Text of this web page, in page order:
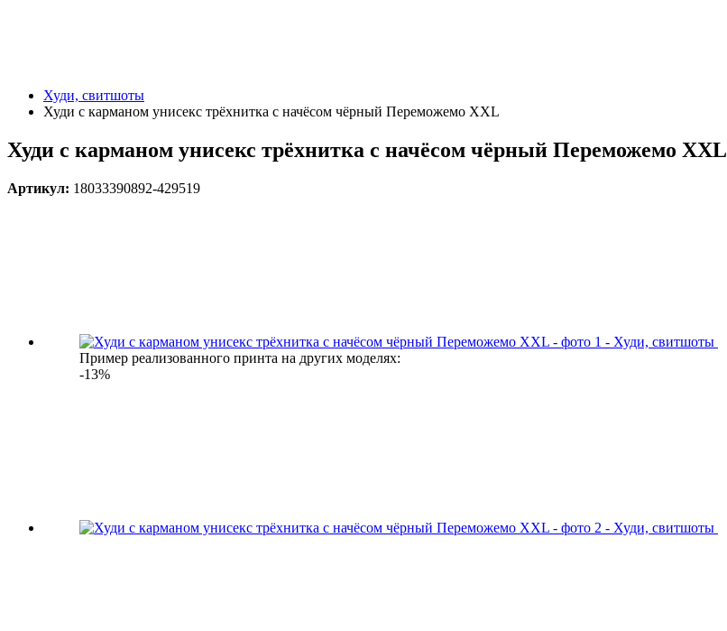
Худи, свитшоты
Худи с карманом унисекс трёхнитка с начёсом чёрный Переможемо XXL
Худи с карманом унисекс трёхнитка с начёсом чёрный Переможемо XXL
Артикул: 18033390892-429519
Пример реализованного принта на других моделях:
-13%